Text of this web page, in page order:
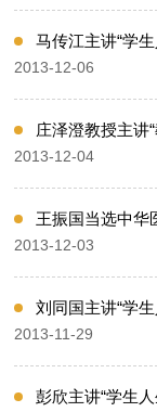
马传江主讲“学
2013-12-06
庄泽澄教授主讲
2013-12-04
王振国当选中华
2013-12-03
刘同国主讲“学
2013-11-29
彭欣主讲“学生